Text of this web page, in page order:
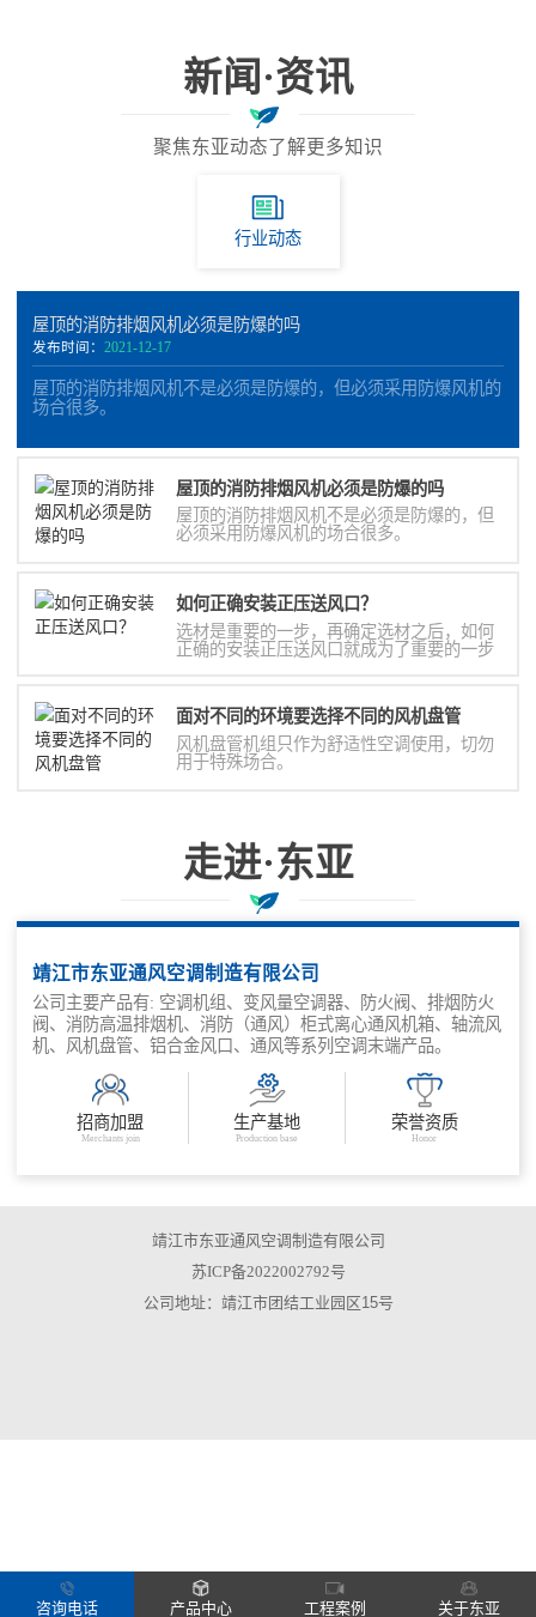
新闻·资讯
聚焦东亚动态了解更多知识
行业动态
屋顶的消防排烟风机必须是防爆的吗
发布时间： 2021-12-17
屋顶的消防排烟风机不是必须是防爆的，但必须采用防爆风机的
场合很多。
屋顶的消防排烟风机必须是防爆的吗
屋顶的消防排烟风机不是必须是防爆的，但
必须采用防爆风机的场合很多。
如何正确安装正压送风口？
选材是重要的一步，再确定选材之后，如何
正确的安装正压送风口就成为了重要的一步
面对不同的环境要选择不同的风机盘管
风机盘管机组只作为舒适性空调使用，切勿
用于特殊场合。
走进·东亚
东亚空调全方位满足一站式采购需求
靖江市东亚通风空调制造有限公司
公司主要产品有: 空调机组、变风量空调器、防火阀、排烟防火
阀、消防高温排烟机、消防（通风）柜式离心通风机箱、轴流风
机、风机盘管、铝合金风口、通风等系列空调末端产品。
招商加盟
Merchants join
生产基地
Production base
荣誉资质
Honor
靖江市东亚通风空调制造有限公司
苏ICP备2022002792号
公司地址：靖江市团结工业园区15号
咨询电话 产品中心 工程案例 关于东亚